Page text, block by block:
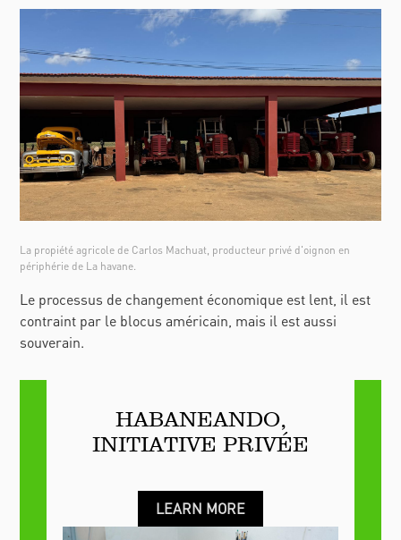
La propiété agricole de Carlos Machuat, producteur privé d'oignon en
périphérie de La havane.
Le processus de changement économique est lent, il est
contraint par le blocus américain, mais il est aussi
souverain.
HABANEANDO,
INITIATIVE PRIVÉE
LEARN MORE